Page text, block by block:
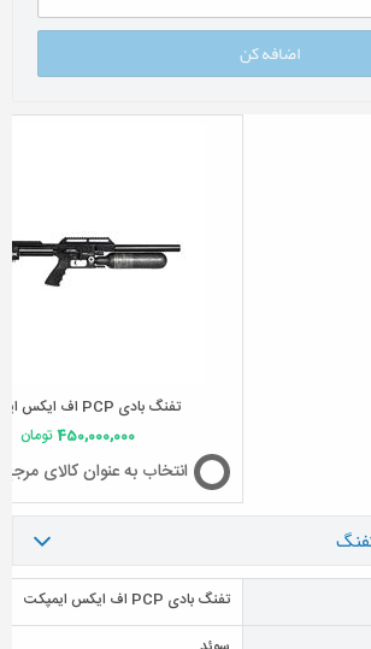
اضافه کن
تفنگ بادی PCP اف ایکس ایمپکت
450,000,000تومان
انتخاب به عنوان کالای مرجع
تفنگ بادی PCP اف ایکس ایمپکت